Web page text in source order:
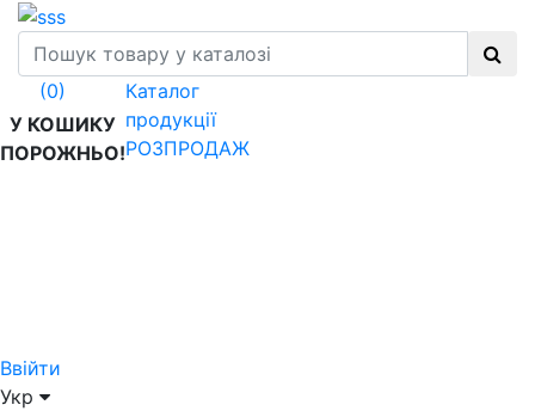
(0)
У КОШИКУ
ПОРОЖНЬО!
Каталог
продукції
РОЗПРОДАЖ
Ввійти
Укр